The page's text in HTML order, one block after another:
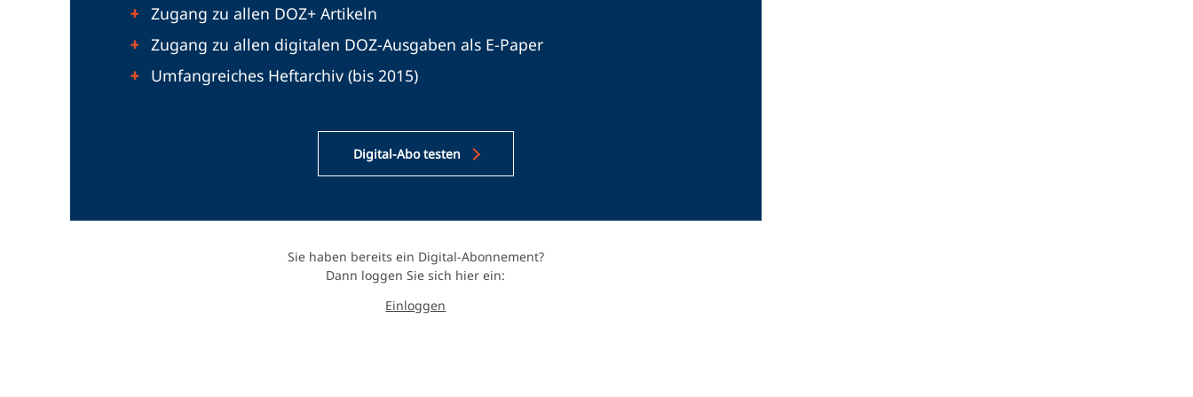
Zugang zu allen DOZ+ Artikeln
Zugang zu allen digitalen DOZ-Ausgaben als E-Paper
Umfangreiches Heftarchiv (bis 2015)
Digital-Abo testen
Sie haben bereits ein Digital-Abonnement?
Dann loggen Sie sich hier ein:
Einloggen